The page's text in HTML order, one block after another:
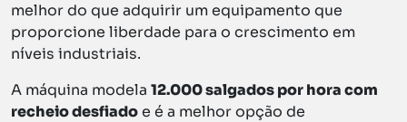
melhor do que adquirir um equipamento que
proporcione liberdade para o crescimento em
níveis industriais.
A máquina modela 12.000 salgados por hora com
recheio desfiadoe é a melhor opção de